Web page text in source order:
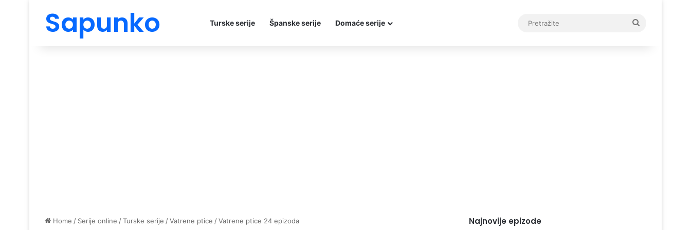
Sapunko Turske serije Španske serije Domaće serije
Home / Serije online /Turske serije /Vatrene ptice /Vatrene ptice 24 epizoda Najnovije epizode